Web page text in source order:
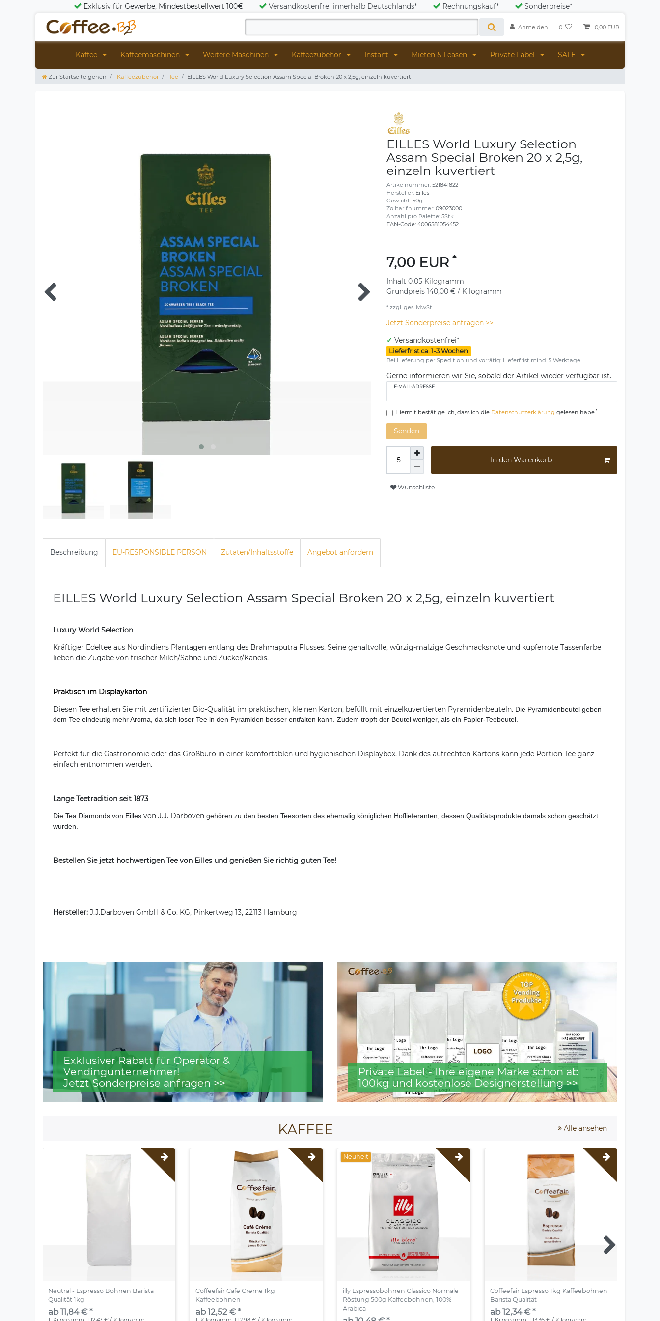
Exklusiv für Gewerbe, Mindestbestellwert 100€ Versandkostenfrei innerhalb Deutschlands* Rechnungskauf* Sonderpreise*
Anmelden 0 0,00 EUR
Kaffee Kaffeemaschinen Weitere Maschinen Kaffeezubehör Instant Mieten & Leasen Private Label SALE
Zur Startseite gehen Kaffeezubehör Tee EILLES World Luxury Selection Assam Special Broken 20 x 2,5g, einzeln kuvertiert
EILLES World Luxury Selection
Assam Special Broken 20 x 2,5g,
einzeln kuvertiert
Artikelnummer: 521841822
Hersteller: Eilles
Gewicht: 50g
Zolltarifnummer: 09023000
Anzahl pro Palette: 5Stk
EAN-Code: 4006581054452
7,00 EUR *
Inhalt 0,05 Kilogramm
Grundpreis 140,00 € / Kilogramm
* zzgl. ges. MwSt.
Jetzt Sonderpreise anfragen >>
✓ Versandkostenfrei*
Lieferfrist ca. 1-3 Wochen
Bei Lieferung per Spedition und vorrätig: Lieferfrist mind. 5 Werktage
Gerne informieren wir Sie, sobald der Artikel wieder verfügbar ist.
E-MAIL-ADRESSE
Hiermit bestätige ich, dass ich die Daten­schutz­erklärung gelesen habe.*
Senden
In den Warenkorb
Wunschliste
Beschreibung EU-RESPONSIBLE PERSON Zutaten/Inhaltsstoffe Angebot anfordern
EILLES World Luxury Selection Assam Special Broken 20 x 2,5g, einzeln kuvertiert
Luxury World Selection
Kräftiger Edeltee aus Nordindiens Plantagen entlang des Brahmaputra Flusses. Seine gehaltvolle, würzig-malzige Geschmacksnote und kupferrote Tassenfarbe
lieben die Zugabe von frischer Milch/Sahne und Zucker/Kandis.
Praktisch im Displaykarton
Diesen Tee erhalten Sie mit zertifizierter Bio-Qualität im praktischen, kleinen Karton, befüllt mit einzelkuvertierten Pyramidenbeuteln. Die Pyramidenbeutel geben
dem Tee eindeutig mehr Aroma, da sich loser Tee in den Pyramiden besser entfalten kann. Zudem tropft der Beutel weniger, als ein Papier-Teebeutel.
Perfekt für die Gastronomie oder das Großbüro in einer komfortablen und hygienischen Displaybox. Dank des aufrechten Kartons kann jede Portion Tee ganz
einfach entnommen werden.
Lange Teetradition seit 1873
Die Tea Diamonds von Eilles von J.J. Darboven gehören zu den besten Teesorten des ehemalig königlichen Hoflieferanten, dessen Qualitätsprodukte damals schon geschätzt
wurden.
Bestellen Sie jetzt hochwertigen Tee von Eilles und genießen Sie richtig guten Tee!
Hersteller: J.J.Darboven GmbH & Co. KG, Pinkertweg 13, 22113 Hamburg
Exklusiver Rabatt für Operator &
Vendingunternehmer!
Jetzt Sonderpreise anfragen >>
Private Label - Ihre eigene Marke schon ab
100kg und kostenlose Designerstellung >>
KAFFEE Alle ansehen
Neutral - Espresso Bohnen Barista
Qualität 1kg
ab 11,84 € *
1 Kilogramm | 12,47 € / Kilogramm
Coffeefair Cafe Creme 1kg
Kaffeebohnen
ab 12,52 € *
1 Kilogramm | 12,98 € / Kilogramm
Neuheit
illy Espressobohnen Classico Normale
Röstung 500g Kaffeebohnen, 100%
Arabica
Coffeefair Espresso 1kg Kaffeebohnen
Barista Qualität
ab 12,34 € *
1 Kilogramm | 13,36 € / Kilogramm